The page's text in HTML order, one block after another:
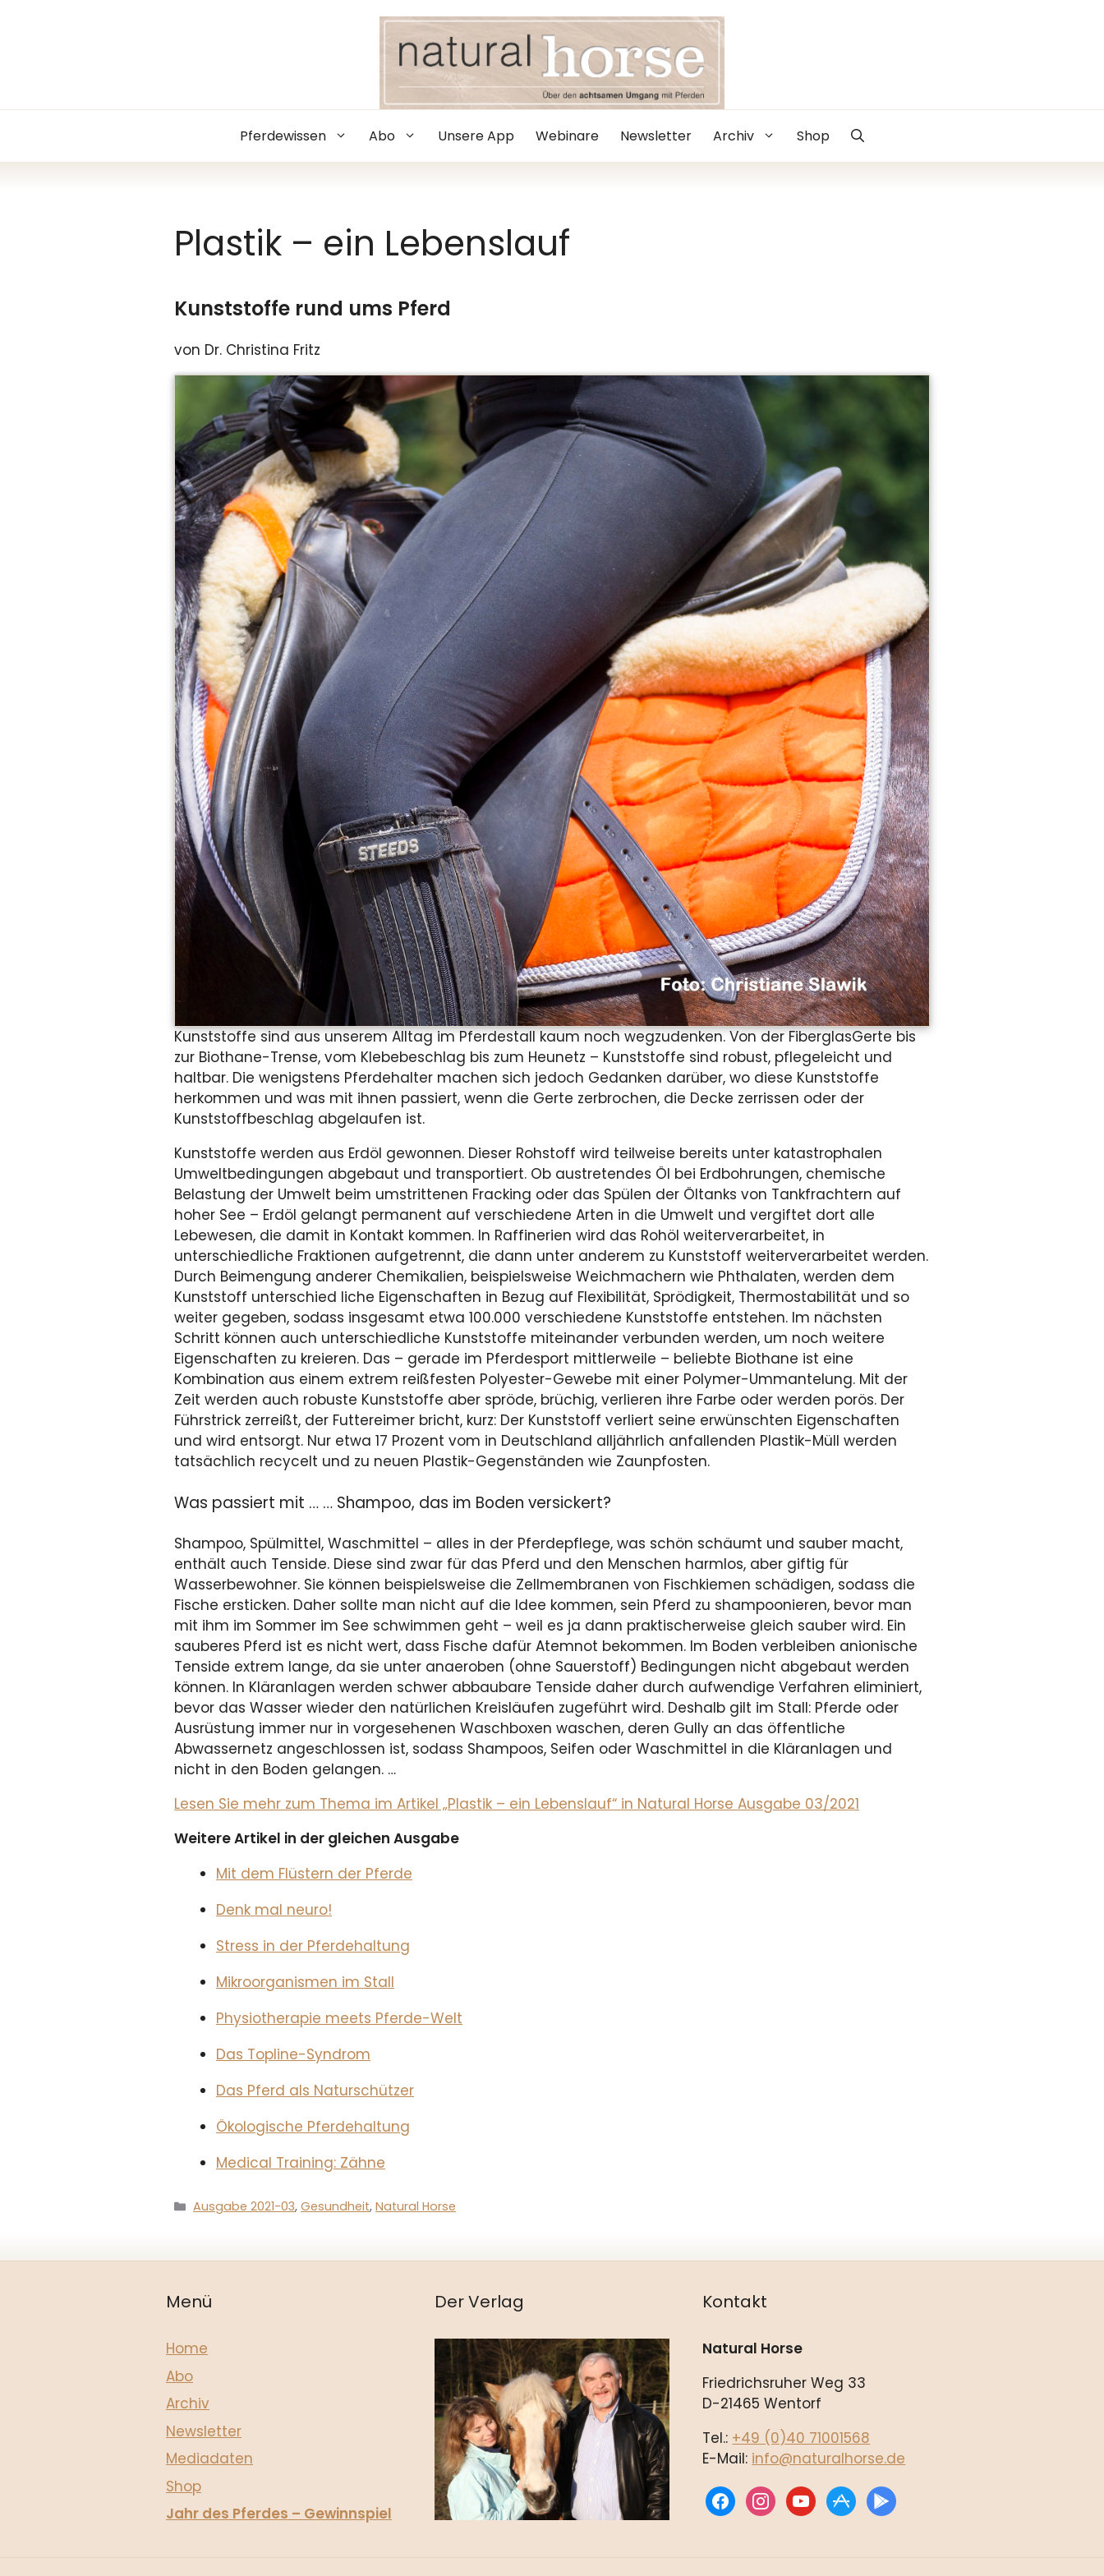
Pferdewissen Abo Unsere App Webinare Newsletter Archiv Shop
Plastik – ein Lebenslauf
Kunststoffe rund ums Pferd
von Dr. Christina Fritz
Kunststoffe sind aus unserem Alltag im Pferdestall kaum noch wegzudenken. Von der FiberglasGerte bis
zur Biothane-Trense, vom Klebebeschlag bis zum Heunetz – Kunststoffe sind robust, pflegeleicht und
haltbar. Die wenigstens Pferdehalter machen sich jedoch Gedanken darüber, wo diese Kunststoffe
herkommen und was mit ihnen passiert, wenn die Gerte zerbrochen, die Decke zerrissen oder der
Kunststoffbeschlag abgelaufen ist.
Kunststoffe werden aus Erdöl gewonnen. Dieser Rohstoff wird teilweise bereits unter katastrophalen
Umweltbedingungen abgebaut und transportiert. Ob austretendes Öl bei Erdbohrungen, chemische
Belastung der Umwelt beim umstrittenen Fracking oder das Spülen der Öltanks von Tankfrachtern auf
hoher See – Erdöl gelangt permanent auf verschiedene Arten in die Umwelt und vergiftet dort alle
Lebewesen, die damit in Kontakt kommen. In Raffinerien wird das Rohöl weiterverarbeitet, in
unterschiedliche Fraktionen aufgetrennt, die dann unter anderem zu Kunststoff weiterverarbeitet werden.
Durch Beimengung anderer Chemikalien, beispielsweise Weichmachern wie Phthalaten, werden dem
Kunststoff unterschied liche Eigenschaften in Bezug auf Flexibilität, Sprödigkeit, Thermostabilität und so
weiter gegeben, sodass insgesamt etwa 100.000 verschiedene Kunststoffe entstehen. Im nächsten
Schritt können auch unterschiedliche Kunststoffe miteinander verbunden werden, um noch weitere
Eigenschaften zu kreieren. Das – gerade im Pferdesport mittlerweile – beliebte Biothane ist eine
Kombination aus einem extrem reißfesten Polyester-Gewebe mit einer Polymer-Ummantelung. Mit der
Zeit werden auch robuste Kunststoffe aber spröde, brüchig, verlieren ihre Farbe oder werden porös. Der
Führstrick zerreißt, der Futtereimer bricht, kurz: Der Kunststoff verliert seine erwünschten Eigenschaften
und wird entsorgt. Nur etwa 17 Prozent vom in Deutschland alljährlich anfallenden Plastik-Müll werden
tatsächlich recycelt und zu neuen Plastik-Gegenständen wie Zaunpfosten.
Was passiert mit … … Shampoo, das im Boden versickert?
Shampoo, Spülmittel, Waschmittel – alles in der Pferdepflege, was schön schäumt und sauber macht,
enthält auch Tenside. Diese sind zwar für das Pferd und den Menschen harmlos, aber giftig für
Wasserbewohner. Sie können beispielsweise die Zellmembranen von Fischkiemen schädigen, sodass die
Fische ersticken. Daher sollte man nicht auf die Idee kommen, sein Pferd zu shampoonieren, bevor man
mit ihm im Sommer im See schwimmen geht – weil es ja dann praktischerweise gleich sauber wird. Ein
sauberes Pferd ist es nicht wert, dass Fische dafür Atemnot bekommen. Im Boden verbleiben anionische
Tenside extrem lange, da sie unter anaeroben (ohne Sauerstoff) Bedingungen nicht abgebaut werden
können. In Kläranlagen werden schwer abbaubare Tenside daher durch aufwendige Verfahren eliminiert,
bevor das Wasser wieder den natürlichen Kreisläufen zugeführt wird. Deshalb gilt im Stall: Pferde oder
Ausrüstung immer nur in vorgesehenen Waschboxen waschen, deren Gully an das öffentliche
Abwassernetz angeschlossen ist, sodass Shampoos, Seifen oder Waschmittel in die Kläranlagen und
nicht in den Boden gelangen. …
Lesen Sie mehr zum Thema im Artikel „Plastik – ein Lebenslauf“ in Natural Horse Ausgabe 03/2021
Weitere Artikel in der gleichen Ausgabe
Mit dem Flüstern der Pferde
Denk mal neuro!
Stress in der Pferdehaltung
Mikroorganismen im Stall
Physiotherapie meets Pferde-Welt
Das Topline-Syndrom
Das Pferd als Naturschützer
Ökologische Pferdehaltung
Medical Training: Zähne
Kategorien
Ausgabe 2021-03,Gesundheit,Natural Horse
Menü
Home
Abo
Archiv
Newsletter
Mediadaten
Shop
Jahr des Pferdes – Gewinnspiel
Der Verlag Kontakt
Natural Horse
Friedrichsruher Weg 33
D-21465 Wentorf
Tel.: +49 (0)40 71001568
E-Mail: info@naturalhorse.de
facebookinstagramyoutubeappstore
play